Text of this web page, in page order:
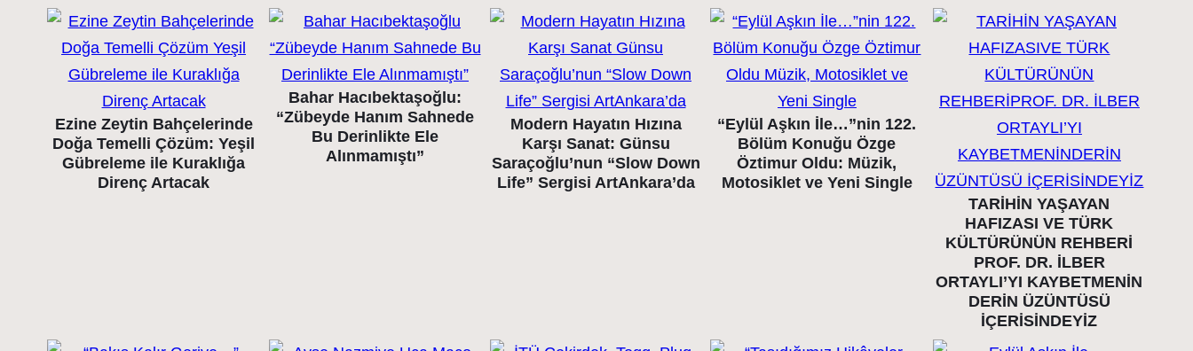
Ezine Zeytin Bahçelerinde
Doğa Temelli Çözüm: Yeşil
Gübreleme ile Kuraklığa
Direnç Artacak
Bahar Hacıbektaşoğlu:
“Zübeyde Hanım Sahnede
Bu Derinlikte Ele
Alınmamıştı”
Modern Hayatın Hızına
Karşı Sanat: Günsu
Saraçoğlu’nun “Slow Down
Life” Sergisi ArtAnkara’da
“Eylül Aşkın İle…”nin 122.
Bölüm Konuğu Özge
Öztimur Oldu: Müzik,
Motosiklet ve Yeni Single
TARİHİN YAŞAYAN
HAFIZASI VE TÜRK
KÜLTÜRÜNÜN REHBERİ
PROF. DR. İLBER
ORTAYLI’YI KAYBETMENİN
DERİN ÜZÜNTÜSÜ
İÇERİSİNDEYİZ